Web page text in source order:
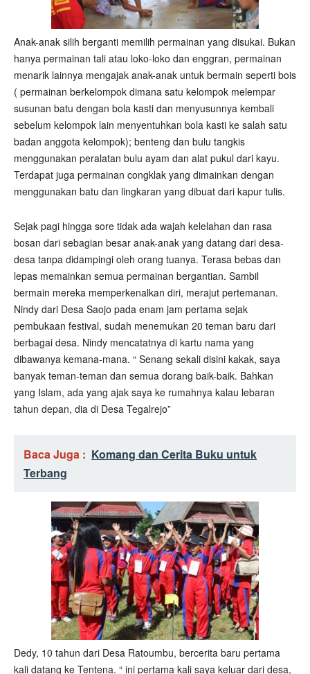
Anak-anak silih berganti memilih permainan yang disukai. Bukan
hanya permainan tali atau loko-loko dan enggran, permainan
menarik lainnya mengajak anak-anak untuk bermain seperti bois
( permainan berkelompok dimana satu kelompok melempar
susunan batu dengan bola kasti dan menyusunnya kembali
sebelum kelompok lain menyentuhkan bola kasti ke salah satu
badan anggota kelompok); benteng dan bulu tangkis
menggunakan peralatan bulu ayam dan alat pukul dari kayu.
Terdapat juga permainan congklak yang dimainkan dengan
menggunakan batu dan lingkaran yang dibuat dari kapur tulis.
Sejak pagi hingga sore tidak ada wajah kelelahan dan rasa
bosan dari sebagian besar anak-anak yang datang dari desa-
desa tanpa didampingi oleh orang tuanya. Terasa bebas dan
lepas memainkan semua permainan bergantian. Sambil
bermain mereka memperkenalkan diri, merajut pertemanan.
Nindy dari Desa Saojo pada enam jam pertama sejak
pembukaan festival, sudah menemukan 20 teman baru dari
berbagai desa. Nindy mencatatnya di kartu nama yang
dibawanya kemana-mana. “ Senang sekali disini kakak, saya
banyak teman-teman dan semua dorang baik-baik. Bahkan
yang Islam, ada yang ajak saya ke rumahnya kalau lebaran
tahun depan, dia di Desa Tegalrejo”
Baca Juga : Komang dan Cerita Buku untuk
Terbang
Dedy, 10 tahun dari Desa Ratoumbu, bercerita baru pertama
kali datang ke Tentena. “ ini pertama kali saya keluar dari desa,